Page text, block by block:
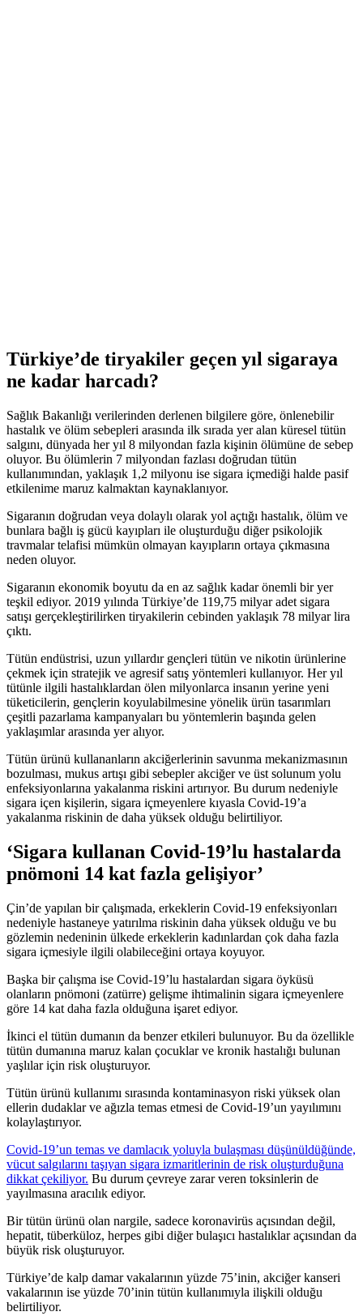
Türkiye’de tiryakiler geçen yıl sigaraya
ne kadar harcadı?
Sağlık Bakanlığı verilerinden derlenen bilgilere göre, önlenebilir
hastalık ve ölüm sebepleri arasında ilk sırada yer alan küresel tütün
salgını, dünyada her yıl 8 milyondan fazla kişinin ölümüne de sebep
oluyor. Bu ölümlerin 7 milyondan fazlası doğrudan tütün
kullanımından, yaklaşık 1,2 milyonu ise sigara içmediği halde pasif
etkilenime maruz kalmaktan kaynaklanıyor.
Sigaranın doğrudan veya dolaylı olarak yol açtığı hastalık, ölüm ve
bunlara bağlı iş gücü kayıpları ile oluşturduğu diğer psikolojik
travmalar telafisi mümkün olmayan kayıpların ortaya çıkmasına
neden oluyor.
Sigaranın ekonomik boyutu da en az sağlık kadar önemli bir yer
teşkil ediyor. 2019 yılında Türkiye’de 119,75 milyar adet sigara
satışı gerçekleştirilirken tiryakilerin cebinden yaklaşık 78 milyar lira
çıktı.
Tütün endüstrisi, uzun yıllardır gençleri tütün ve nikotin ürünlerine
çekmek için stratejik ve agresif satış yöntemleri kullanıyor. Her yıl
tütünle ilgili hastalıklardan ölen milyonlarca insanın yerine yeni
tüketicilerin, gençlerin koyulabilmesine yönelik ürün tasarımları
çeşitli pazarlama kampanyaları bu yöntemlerin başında gelen
yaklaşımlar arasında yer alıyor.
Tütün ürünü kullananların akciğerlerinin savunma mekanizmasının
bozulması, mukus artışı gibi sebepler akciğer ve üst solunum yolu
enfeksiyonlarına yakalanma riskini artırıyor. Bu durum nedeniyle
sigara içen kişilerin, sigara içmeyenlere kıyasla Covid-19’a
yakalanma riskinin de daha yüksek olduğu belirtiliyor.
‘Sigara kullanan Covid-19’lu hastalarda
pnömoni 14 kat fazla gelişiyor’
Çin’de yapılan bir çalışmada, erkeklerin Covid-19 enfeksiyonları
nedeniyle hastaneye yatırılma riskinin daha yüksek olduğu ve bu
gözlemin nedeninin ülkede erkeklerin kadınlardan çok daha fazla
sigara içmesiyle ilgili olabileceğini ortaya koyuyor.
Başka bir çalışma ise Covid-19’lu hastalardan sigara öyküsü
olanların pnömoni (zatürre) gelişme ihtimalinin sigara içmeyenlere
göre 14 kat daha fazla olduğuna işaret ediyor.
İkinci el tütün dumanın da benzer etkileri bulunuyor. Bu da özellikle
tütün dumanına maruz kalan çocuklar ve kronik hastalığı bulunan
yaşlılar için risk oluşturuyor.
Tütün ürünü kullanımı sırasında kontaminasyon riski yüksek olan
ellerin dudaklar ve ağızla temas etmesi de Covid-19’un yayılımını
kolaylaştırıyor.
Covid-19’un temas ve damlacık yoluyla bulaşması düşünüldüğünde,
vücut salgılarını taşıyan sigara izmaritlerinin de risk oluşturduğuna
dikkat çekiliyor. Bu durum çevreye zarar veren toksinlerin de
yayılmasına aracılık ediyor.
Bir tütün ürünü olan nargile, sadece koronavirüs açısından değil,
hepatit, tüberküloz, herpes gibi diğer bulaşıcı hastalıklar açısından da
büyük risk oluşturuyor.
Türkiye’de kalp damar vakalarının yüzde 75’inin, akciğer kanseri
vakalarının ise yüzde 70’inin tütün kullanımıyla ilişkili olduğu
belirtiliyor.